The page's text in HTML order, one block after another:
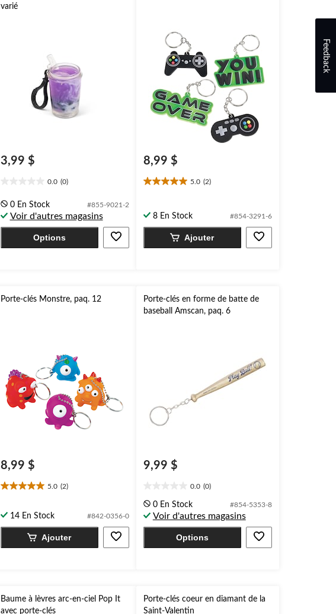
varié
3,99 $
0.0 (0)
sur
5.
0 En Stock #855-9021-2
Voir d'autres magasins
Options
8,99 $
5.0 (2)
5.0
5.
évaluations
8 En Stock #854-3291-6
Ajouter
Porte-clés Monstre, paq. 12
8,99 $
5.0 (2)
5.0
sur
5.
évaluations
14 En Stock #842-0356-0
Ajouter
Porte-clés en forme de batte de
baseball Amscan, paq. 6
9,99 $
0.0 (0)
étoile(s)
sur
5.
0 En Stock #854-5353-8
Voir d'autres magasins
Options
Baume à lèvres arc-en-ciel Pop It
avec porte-clés
Porte-clés coeur en diamant de la
Saint-Valentin
Feedback